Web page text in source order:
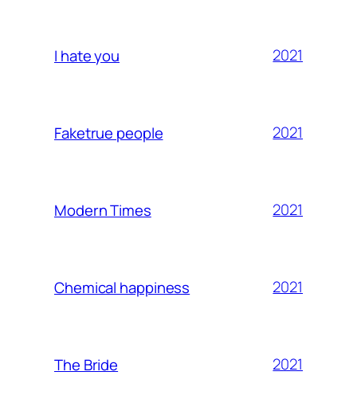
I hate you 2021
Faketrue people 2021
Modern Times 2021
Chemical happiness 2021
The Bride 2021